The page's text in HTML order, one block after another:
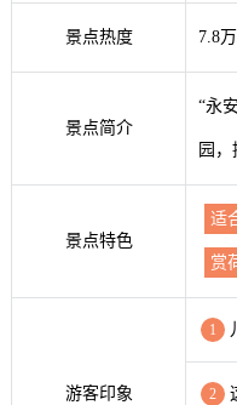
景点热度 7.8
景点简介
“永
园，
景点特色
适
赏
游客印象
1
2